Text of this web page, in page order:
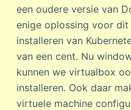
een oudere versie van
enige oplossing voor
installeren van
van een cent. Nu
kunnen we virtualbox
installeren. Ook daar
virtuele machine